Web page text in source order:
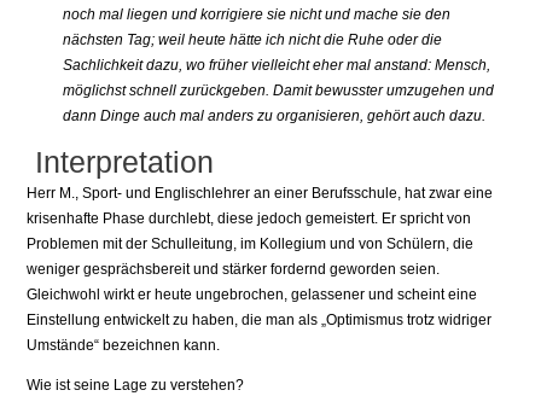
noch mal liegen und korrigiere sie nicht und mache sie den
nächsten Tag; weil heute hätte ich nicht die Ruhe oder die
Sachlichkeit dazu, wo früher vielleicht eher mal anstand: Mensch,
möglichst schnell zurückgeben. Damit bewusster umzugehen und
dann Dinge auch mal anders zu organisieren, gehört auch dazu.
Interpretation
Herr M., Sport- und Englischlehrer an einer Berufsschule, hat zwar eine
krisenhafte Phase durchlebt, diese jedoch gemeistert. Er spricht von
Problemen mit der Schulleitung, im Kollegium und von Schülern, die
weniger gesprächsbereit und stärker fordernd geworden seien.
Gleichwohl wirkt er heute ungebrochen, gelassener und scheint eine
Einstellung entwickelt zu haben, die man als „Optimismus trotz widriger
Umstände“ bezeichnen kann.
Wie ist seine Lage zu verstehen?